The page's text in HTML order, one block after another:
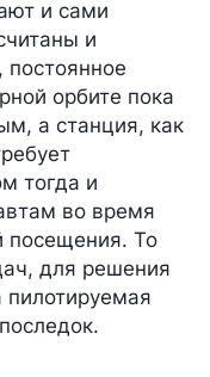
и сами
и
орбите пока
а станция, как
тогда и
во время
посещения. То
для решения
пилотируемая